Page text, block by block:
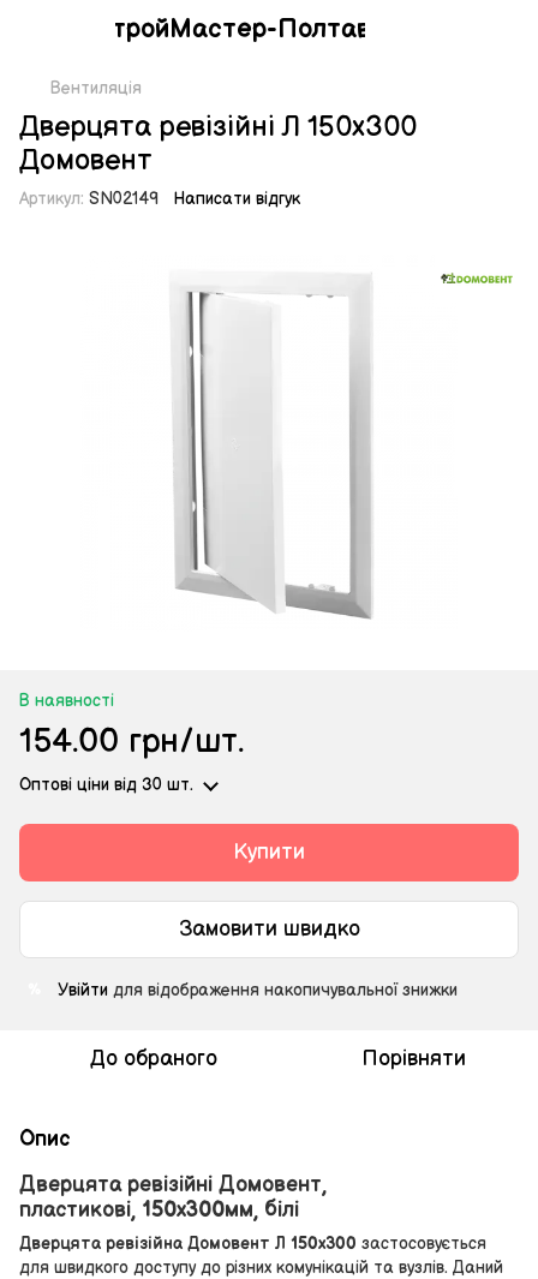
СтройМастер-Полтава
Вентиляція
Дверцята ревізійні Л 150х300
Домовент
Артикул: SN02149 Написати відгук
В наявності
154.00 грн/шт.
Оптові ціни від 30 шт.
Купити
Замовити швидко
Увійти для відображення накопичувальної знижки
До обраного Порівняти
Опис
Дверцята ревізійні Домовент,
пластикові, 150х300мм, білі
Дверцята ревізійна Домовент Л 150х300 застосовується
для швидкого доступу до різних комунікацій та вузлів. Даний